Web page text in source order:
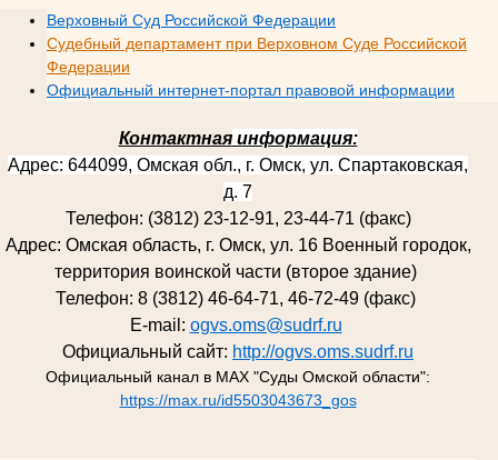
Верховный Суд Российской Федерации
Судебный департамент при Верховном Суде Российской
Федерации
Официальный интернет-портал правовой информации
Контактнаяинформация:
Адрес: 644099, Омская обл., г. Омск, ул. Спартаковская,
д. 7
Телефон: (3812) 23-12-91, 23-44-71 (факс)
Адрес: Омская область, г. Омск, ул. 16 Военный городок,
территория воинской части (второе здание)
Телефон: 8 (3812) 46-64-71, 46-72-49 (факс)
E-mail: ogvs.oms@sudrf.ru
Официальный сайт: http://ogvs.oms.sudrf.ru
Официальный канал в MAX "Суды Омской области":
https://max.ru/id5503043673_gos